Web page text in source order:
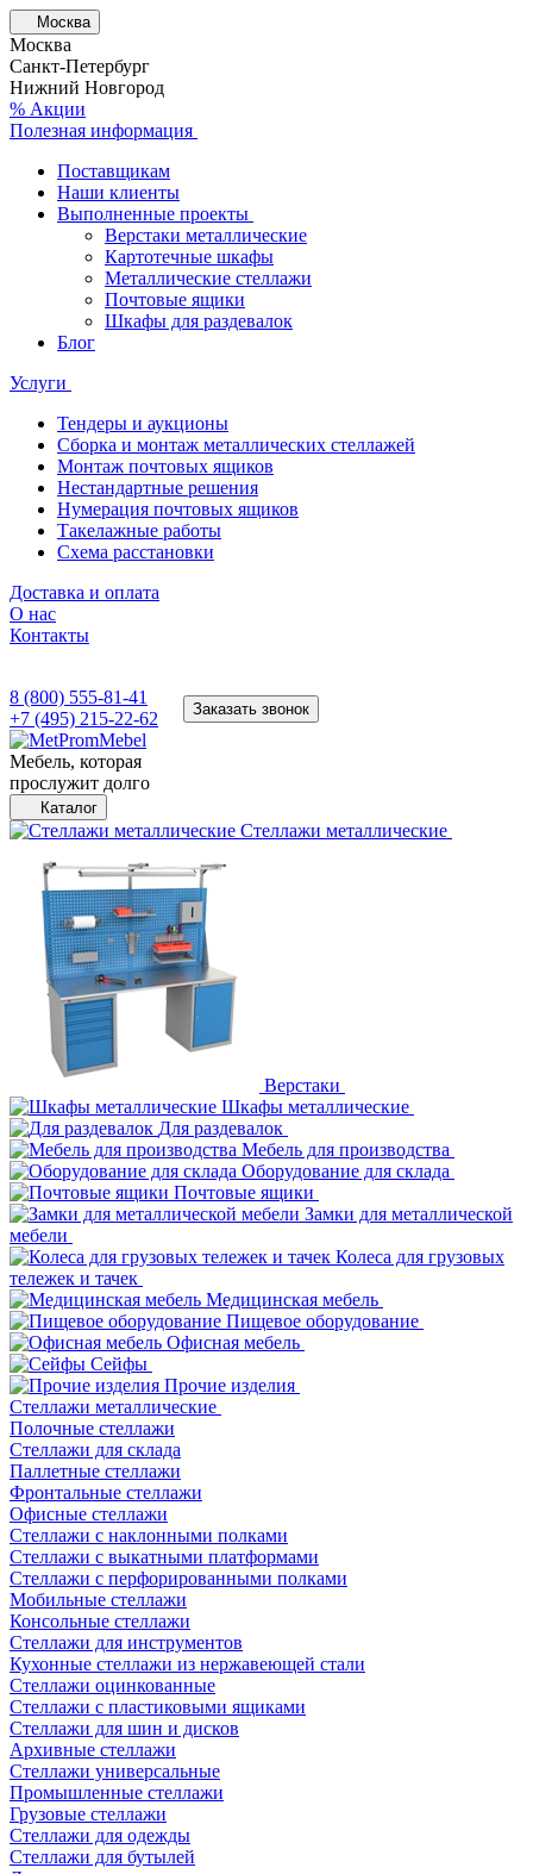
Москва
Москва
Санкт-Петербург
Нижний Новгород
% Акции
Полезная информация
Поставщикам
Наши клиенты
Выполненные проекты
Верстаки металлические
Картотечные шкафы
Металлические стеллажи
Почтовые ящики
Шкафы для раздевалок
Блог
Услуги
Тендеры и аукционы
Сборка и монтаж металлических стеллажей
Монтаж почтовых ящиков
Нестандартные решения
Нумерация почтовых ящиков
Такелажные работы
Схема расстановки
Доставка и оплата
О нас
Контакты
8 (800) 555-81-41
+7 (495) 215-22-62
Заказать звонок
Мебель, которая
прослужит долго
Каталог
Стеллажи металлические
Верстаки
Шкафы металлические
Для раздевалок
Мебель для производства
Оборудование для склада
Почтовые ящики
Замки для металлической
мебели
Колеса для грузовых
тележек и тачек
Медицинская мебель
Пищевое оборудование
Офисная мебель
Сейфы
Прочие изделия
Стеллажи металлические
Полочные стеллажи
Стеллажи для склада
Паллетные стеллажи
Фронтальные стеллажи
Офисные стеллажи
Стеллажи с наклонными полками
Стеллажи с выкатными платформами
Стеллажи с перфорированными полками
Мобильные стеллажи
Консольные стеллажи
Стеллажи для инструментов
Кухонные стеллажи из нержавеющей стали
Стеллажи оцинкованные
Стеллажи с пластиковыми ящиками
Стеллажи для шин и дисков
Архивные стеллажи
Стеллажи универсальные
Промышленные стеллажи
Грузовые стеллажи
Стеллажи для одежды
Стеллажи для бутылей